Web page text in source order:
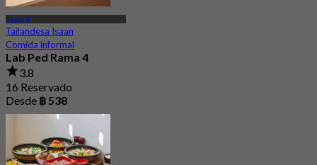
Rama 4
Tailandesa Isaan
Comida informal
Lab Ped Rama 4
3.8
16 Reservado
Desde ฿ 538